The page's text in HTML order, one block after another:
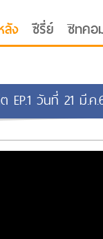
ลัง ซีรี่ย์ ซิทคอ
ยู่ประตูถัดไป
EP.1 วันที่ 21 มี.